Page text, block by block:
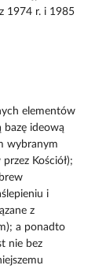
1974 r. i 1985
elementów
ideową
wybranym
Kościół);
i
z
a ponadto
nie bez